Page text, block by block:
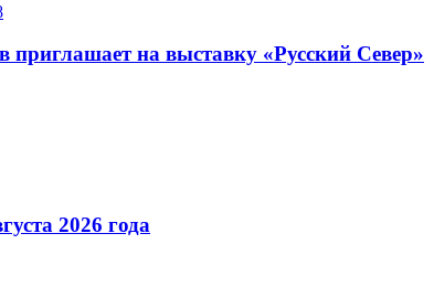
приглашает на выставку «Русский Север»
2026 года